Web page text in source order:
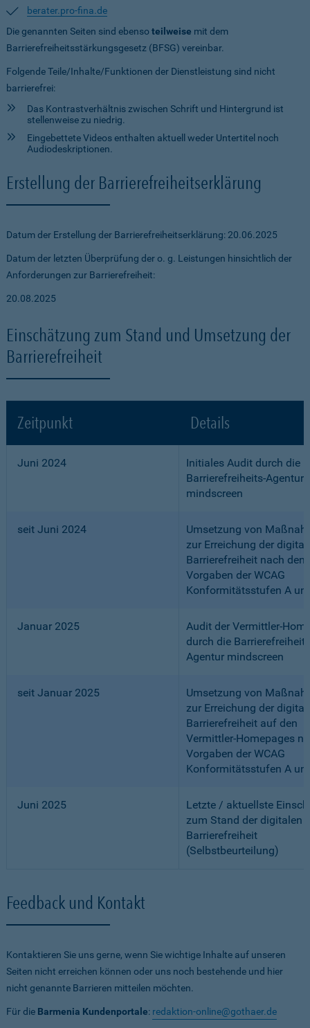
berater.pro-fina.de
Die genannten Seiten sind ebensoteilweise mit dem
Barrierefreiheitsstärkungsgesetz (BFSG) vereinbar.
Folgende Teile/Inhalte/Funktionen der Dienstleistung sind nicht
barrierefrei:
Das Kontrastverhältnis zwischen Schrift und Hintergrund ist
stellenweise zu niedrig.
Eingebettete Videos enthalten aktuell weder Untertitel noch
Audiodeskriptionen.
Erstellung der Barrierefreiheitserklärung
Datum der Erstellung der Barrierefreiheitserklärung: 20.06.2025
Datum der letzten Überprüfung der o. g. Leistungen hinsichtlich der
Anforderungen zur Barrierefreiheit:
20.08.2025
Einschätzung zum Stand und Umsetzung der
Barrierefreiheit
Zeitpunkt Details
Juni 2024
Initiales Audit durch die
Barrierefreiheits-Agentur
mindscreen
seit Juni 2024
Umsetzung von
zur Erreichung der
Barrierefreiheit nach den
Vorgaben der WCAG
Konformitätsstufen A
Januar 2025
Audit der Vermittler-
durch die
Agentur mindscreen
seit Januar 2025
Umsetzung von
zur Erreichung der
Barrierefreiheit auf den
Vermittler-Homepages
Vorgaben der WCAG
Konformitätsstufen A
Juni 2025
Letzte / aktuellste
zum Stand der digitalen
Barrierefreiheit
(Selbstbeurteilung)
Feedback und Kontakt
Kontaktieren Sie uns gerne, wenn Sie wichtige Inhalte auf unseren
Seiten nicht erreichen können oder uns noch bestehende und hier
nicht genannte Barrieren mitteilen möchten.
Für die Barmenia Kundenportale: redaktion-online@gothaer.de